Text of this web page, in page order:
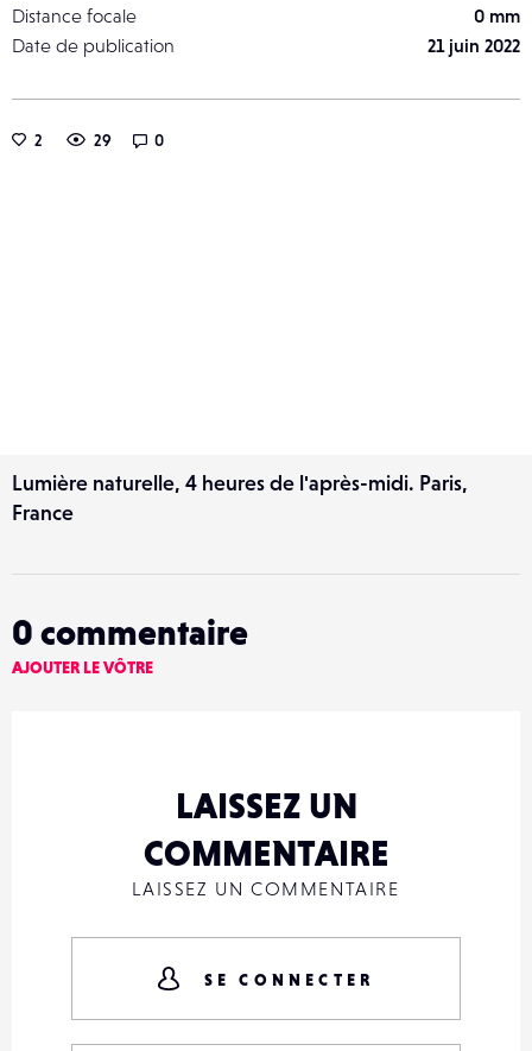
Distance focale
0 mm
Date de publication
21 juin 2022
2 29 0
Lumière naturelle, 4 heures de l'après-midi. Paris,
France
0 commentaire
AJOUTER LE VÔTRE
LAISSEZ UN
COMMENTAIRE
LAISSEZ UN COMMENTAIRE
SE CONNECTER